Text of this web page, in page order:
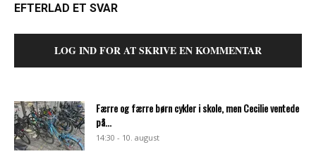
EFTERLAD ET SVAR
LOG IND FOR AT SKRIVE EN KOMMENTAR
Færre og færre børn cykler i skole, men Cecilie ventede
på...
14:30 - 10. august